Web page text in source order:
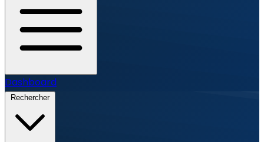
Dashboard
Rechercher